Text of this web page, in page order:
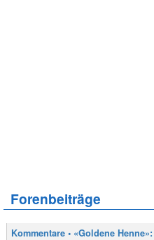
Forenbeiträge
Kommentare • «Goldene